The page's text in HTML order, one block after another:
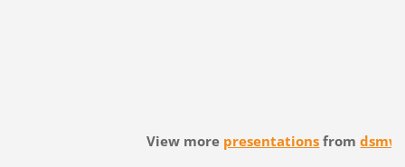
View more presentations from